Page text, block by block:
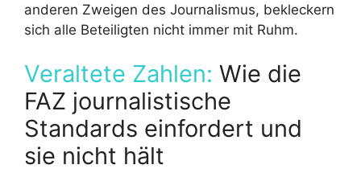
anderen Zweigen des Journalismus, bekleckern
sich alle Beteiligten nicht immer mit Ruhm.
Veraltete Zahlen: Wie die
FAZ journalistische
Standards einfordert und
sie nicht hält